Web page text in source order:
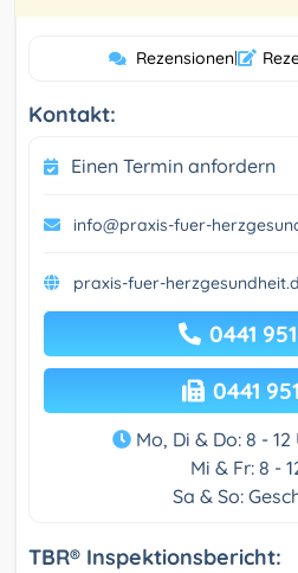
Rezensionen|
Kontakt:
Einen Termin anfordern
info@praxis-fuer-
praxis-fuer-
0441
0441
Mo, Di & Do: 8 - 12
Mi & Fr: 8 -
Sa & So:
TBR® Inspektionsbericht: